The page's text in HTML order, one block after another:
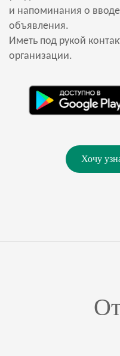
и напоминания о
объявления.
Иметь под рукой
организации.
Хочу